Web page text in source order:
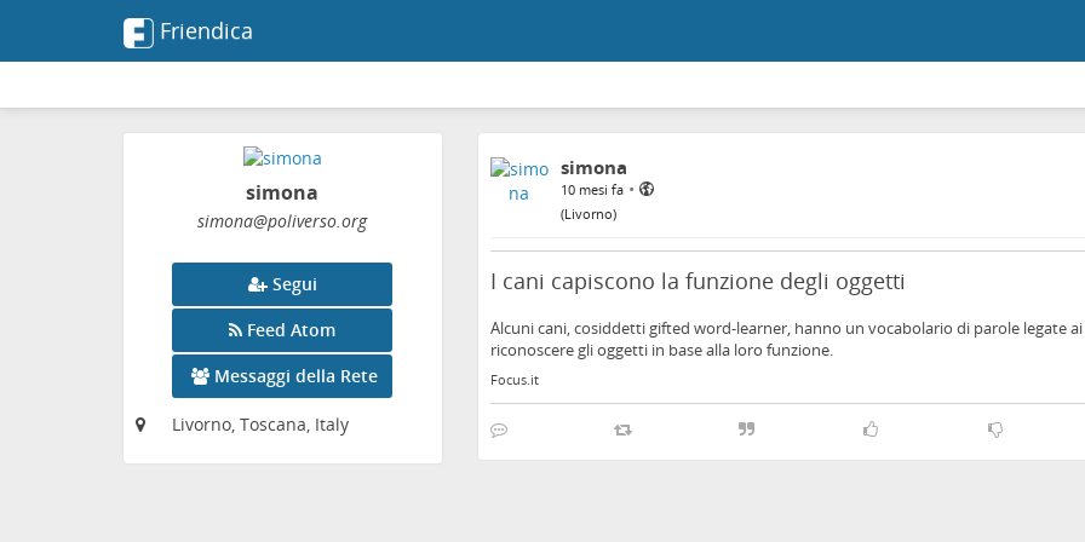
Friendica
simona
simona@poliverso.org
Segui
Feed Atom
Messaggi della Rete
Livorno, Toscana, Italy
simona
10 mesi fa •
(Livorno)
I cani capiscono la funzione degli oggetti
Alcuni cani, cosiddetti gifted word-learner, hanno un vocabolario di parole legate
riconoscere gli oggetti in base alla loro funzione.
Focus.it